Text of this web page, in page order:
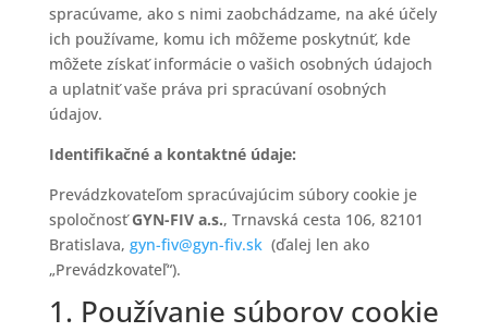
spracúvame, ako s nimi zaobchádzame, na aké účely
ich používame, komu ich môžeme poskytnúť, kde
môžete získať informácie o vašich osobných údajoch
a uplatniť vaše práva pri spracúvaní osobných
údajov.
Identifikačné a kontaktné údaje:
Prevádzkovateľom spracúvajúcim súbory cookie je
spoločnosťGYN-FIV a.s., Trnavská cesta 106, 82101
Bratislava, gyn-fiv@gyn-fiv.sk (ďalej len ako
„Prevádzkovateľ“).
1. Používanie súborov cookie